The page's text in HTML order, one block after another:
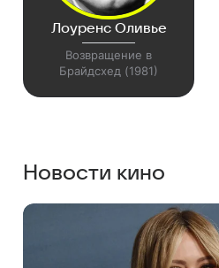
Лоуренс Оливье
Возвращение в
Брайдсхед (1981)
Новости кино